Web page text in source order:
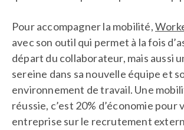
Pour accompagner la mobilité,
avec son outil qui permet à la fois
départ du collaborateur, mais aussi
sereine dans sa nouvelle équipe et
environnement de travail. Une
réussie, c’est 20% d’économie pour
entreprise sur le recrutement